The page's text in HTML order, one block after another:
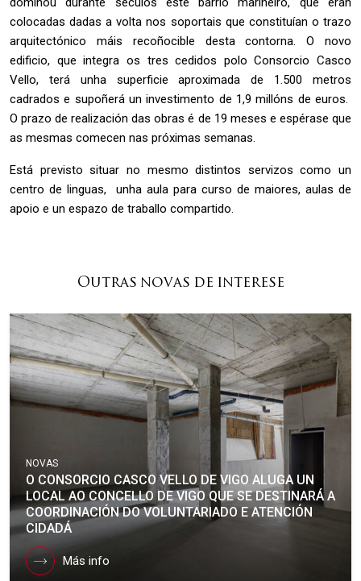
colocadas dadas a volta nos soportais que constituían o trazo
arquitectónico máis recoñocible desta contorna. O novo
edificio, que integra os tres cedidos polo Consorcio Casco
Vello, terá unha superficie aproximada de 1.500 metros
cadrados e supoñerá un investimento de 1,9 millóns de euros.
O prazo de realización das obras é de 19 meses e espérase que
as mesmas comecen nas próximas semanas.
Está previsto situar no mesmo distintos servizos como un
centro de linguas, unha aula para curso de maiores, aulas de
apoio e un espazo de traballo compartido.
Outras novas de interese
NOVAS
O CONSORCIO CASCO VELLO DE VIGO ALUGA UN
LOCAL AO CONCELLO DE VIGO QUE SE DESTINARÁ A
COORDINACIÓN DO VOLUNTARIADO E ATENCIÓN
CIDADÁ
Más info